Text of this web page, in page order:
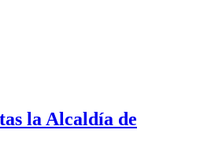
la Alcaldía de